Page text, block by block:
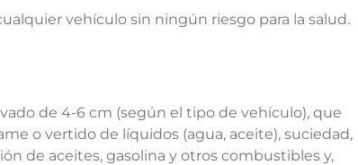
vehículo sin ningún riesgo para la salud.
de 4-6 cm (según el tipo de vehículo), que
o vertido de líquidos (agua, aceite), suciedad,
de aceites, gasolina y otros combustibles y,